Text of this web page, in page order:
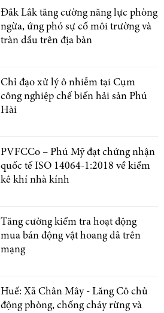
Đắk Lắk tăng cường năng lực phòng
ngừa, ứng phó sự cố môi trường và
tràn dầu trên địa bàn
Chỉ đạo xử lý ô nhiễm tại Cụm
công nghiệp chế biến hải sản Phú
Hài
PVFCCo – Phú Mỹ đạt chứng nhận
quốc tế ISO 14064-1:2018 về kiểm
kê khí nhà kính
Tăng cường kiểm tra hoạt động
mua bán động vật hoang dã trên
mạng
Huế: Xã Chân Mây - Lăng Cô chủ
động phòng, chống cháy rừng và